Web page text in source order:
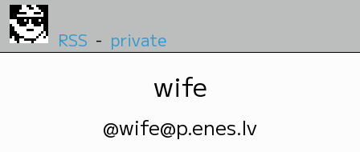
RSS - private
wife
@wife@p.enes.lv